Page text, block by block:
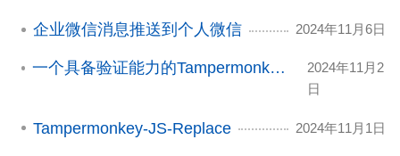
企业微信消息推送到个人微信 2024年11月6日
一个具备验证能力的Tampermonkey-script
2024年11月2
日
Tampermonkey-JS-Replace 2024年11月1日